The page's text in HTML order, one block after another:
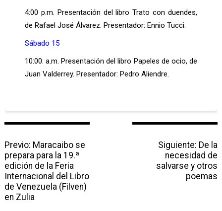
4:00 p.m. Presentación del libro Trato con duendes,
de Rafael José Álvarez. Presentador: Ennio Tucci.
Sábado 15
10:00. a.m. Presentación del libro Papeles de ocio, de
Juan Valderrey. Presentador: Pedro Aliendre.
N
a
v
e
g
a
c
Previo: P
r
e
v
i
o
Maracaibo se
prepara para la 19.ª
edición de la Feria
Internacional del Libro
de Venezuela (Filven)
en Zulia
Siguiente: N
e
x
t
De la
necesidad de
salvarse y otros
poemas